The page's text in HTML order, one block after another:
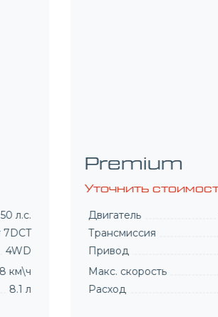
Prestige
Уточнить стоимость
Двигатель
1.6 Turbo 150 л.с.
Трансмиссия
Робот 7DCT
Привод
Макс. скорость
Расход